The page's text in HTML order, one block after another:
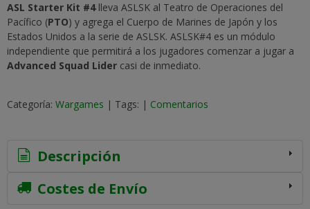
ASL Starter Kit #4lleva ASLSK al Teatro de Operaciones del
Pacífico (PTO) y agrega el Cuerpo de Marines de Japón y los
Estados Unidos a la serie de ASLSK. ASLSK#4 es un módulo
independiente que permitirá a los jugadores comenzar a jugar a
Advanced Squad Lider casi de inmediato.
Categoría: Wargames | Tags: | Comentarios
Descripción
Costes de Envío